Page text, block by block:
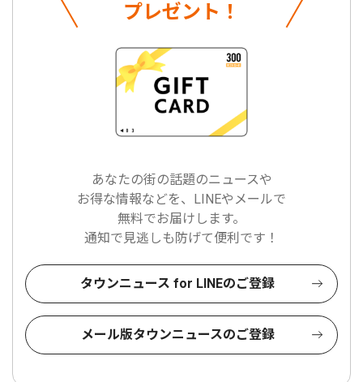
プレゼント！
あなたの街の話題のニュースや
お得な情報などを、LINEやメールで
無料でお届けします。
通知で見逃しも防げて便利です！
タウンニュース for LINEのご登録
メール版タウンニュースのご登録